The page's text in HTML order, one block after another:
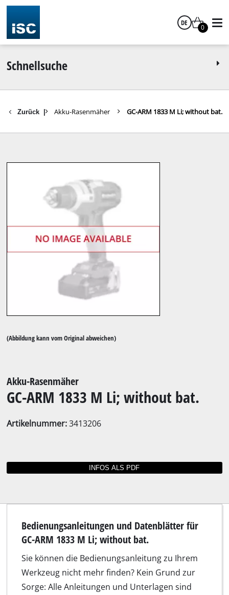
DE
0
Schnellsuche
Zurück
Rasenmäher Akku-Rasenmäher GC-ARM 1833 M Li; without bat.
(Abbildung kann vom Original abweichen)
Akku-Rasenmäher
GC-ARM 1833 M Li; without bat.
Artikelnummer:3413206
Bedienungsanleitungen und Datenblätter für
GC-ARM 1833 M Li; without bat.
Sie können die Bedienungsanleitung zu Ihrem
Werkzeug nicht mehr finden? Kein Grund zur
Sorge: Alle Anleitungen und Unterlagen sind